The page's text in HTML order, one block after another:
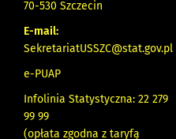
70-530 Szczecin
E-mail:
SekretariatUSSZC@stat.gov.pl
e-PUAP
Infolinia Statystyczna: 22 279
99 99
(opłata zgodna z taryfą